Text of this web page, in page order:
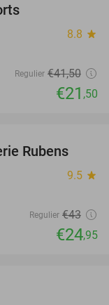
8.8 star
Regulier €41,50
€21 ,50
42%
Rubens
9.5 star
Regulier €43
€24,95